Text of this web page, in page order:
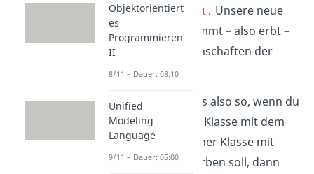
die KlasseGameObject. Unsere neue
Klasse
Levelübernimmt – also erbt –
alle sichtbaren Eigenschaften der
Klasse GameObject
Ganz allgemein ist es also so, wenn du
möchtest, dass eine Klasse mit dem
Namen Name2
von einer Klasse mit
dem NamenName1
erben soll, dann
Objektorientiert
es
Programmieren
II
8/11 – Dauer: 08:10
Unified
Modeling
Language
9/11 – Dauer: 05:00